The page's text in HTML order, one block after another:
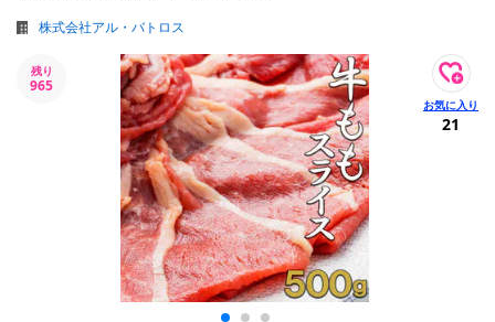
株式会社アル・バトロス
残り
965
21